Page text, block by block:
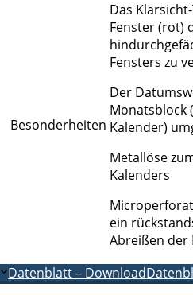
Besonderheiten
Das
Fenster (rot)
Fensters zu
Der
Monatsblock
Kalender)
Metallöse
Kalenders
ein
Abreißen der
Datenblatt – Download